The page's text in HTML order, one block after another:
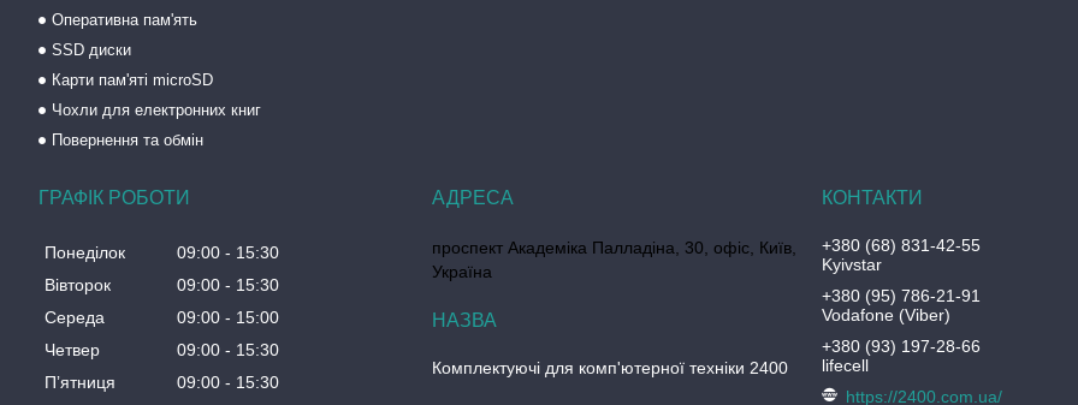
Оперативна пам'ять
SSD диски
Карти пам'яті microSD
Чохли для електронних книг
Повернення та обмін
ГРАФІК РОБОТИ
Понеділок 09:00
15:30
Вівторок
09:00
15:30
Середа
09:00
15:00
Четвер
09:00
15:30
Пʼятниця
09:00 15:30
проспект Академіка Палладіна, 30, офіс, Київ,
Україна
Комплектуючі для комп'ютерної техніки 2400
+380 (68) 831-42-55
Kyivstar
+380 (95) 786-21-91
Vodafone (Viber)
+380 (93) 197-28-66
lifecell
https://2400.com.ua/